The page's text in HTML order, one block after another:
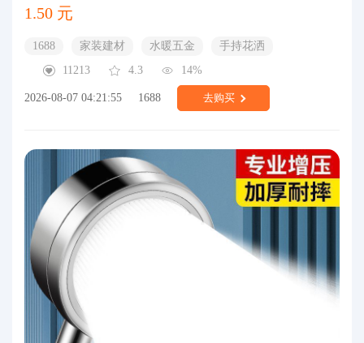
1.50 元
1688 家装建材 水暖五金
手持花洒
11213
4.3 14%
2026-08-07 04:21:55 1688 去购买